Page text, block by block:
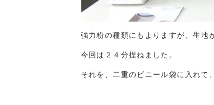
強力粉の種類にもよりますが、生地
今回は２４分捏ねました。
それを、二重のビニール袋に入れて